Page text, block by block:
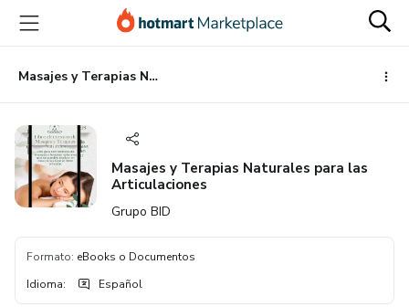
principal
página
de
página
Masajes y Terapias Naturales para las Articulaciones
Masajes y Terapias Naturales para las
Articulaciones
Grupo BID
Formato: eBooks o Documentos
Idioma: Español